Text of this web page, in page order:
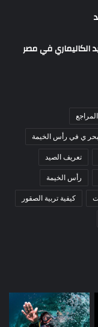
الكاليماري في مصر
المراجع
ي في رأس الخيمة
تعريف الصيد
رأس الخيمة
كيفية تربية الصقور